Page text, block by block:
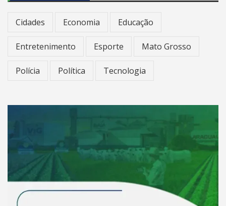
Cidades Economia Educação
Entretenimento Esporte Mato Grosso
Polícia Política Tecnologia